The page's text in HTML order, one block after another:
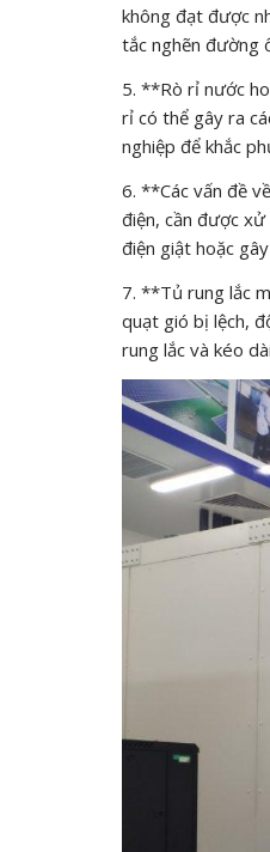
không đạt được
tắc nghẽn đường
5. **Rò rỉ nước
rỉ có thể gây ra
nghiệp để khắc
6. **Các vấn đề
điện, cần được
điện giật hoặc
7. **Tủ rung lắc
quạt gió bị lệch,
rung lắc và kéo